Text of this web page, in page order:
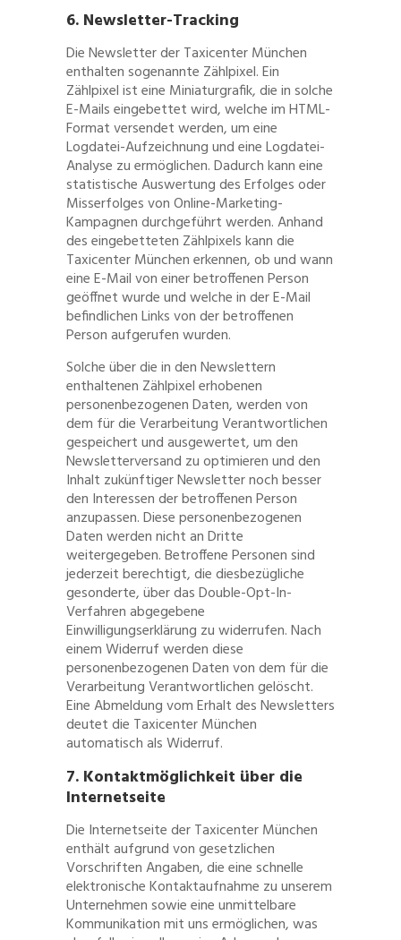
6. Newsletter-Tracking
Die Newsletter der Taxicenter München
enthalten sogenannte Zählpixel. Ein
Zählpixel ist eine Miniaturgrafik, die in solche
E-Mails eingebettet wird, welche im HTML-
Format versendet werden, um eine
Logdatei-Aufzeichnung und eine Logdatei-
Analyse zu ermöglichen. Dadurch kann eine
statistische Auswertung des Erfolges oder
Misserfolges von Online-Marketing-
Kampagnen durchgeführt werden. Anhand
des eingebetteten Zählpixels kann die
Taxicenter München erkennen, ob und wann
eine E-Mail von einer betroffenen Person
geöffnet wurde und welche in der E-Mail
befindlichen Links von der betroffenen
Person aufgerufen wurden.
Solche über die in den Newslettern
enthaltenen Zählpixel erhobenen
personenbezogenen Daten, werden von
dem für die Verarbeitung Verantwortlichen
gespeichert und ausgewertet, um den
Newsletterversand zu optimieren und den
Inhalt zukünftiger Newsletter noch besser
den Interessen der betroffenen Person
anzupassen. Diese personenbezogenen
Daten werden nicht an Dritte
weitergegeben. Betroffene Personen sind
jederzeit berechtigt, die diesbezügliche
gesonderte, über das Double-Opt-In-
Verfahren abgegebene
Einwilligungserklärung zu widerrufen. Nach
einem Widerruf werden diese
personenbezogenen Daten von dem für die
Verarbeitung Verantwortlichen gelöscht.
Eine Abmeldung vom Erhalt des Newsletters
deutet die Taxicenter München
automatisch als Widerruf.
7. Kontaktmöglichkeit über die
Internetseite
Die Internetseite der Taxicenter München
enthält aufgrund von gesetzlichen
Vorschriften Angaben, die eine schnelle
elektronische Kontaktaufnahme zu unserem
Unternehmen sowie eine unmittelbare
Kommunikation mit uns ermöglichen, was